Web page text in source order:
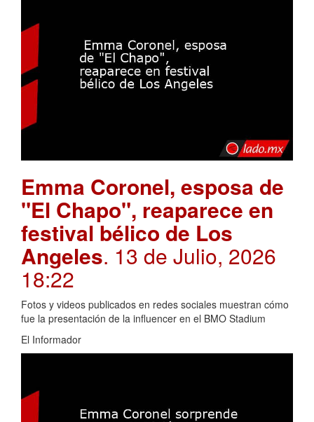
Emma Coronel, esposa de
"El Chapo", reaparece en
festival bélico de Los
Angeles. 13 de Julio, 2026
18:22
Fotos y videos publicados en redes sociales muestran cómo
fue la presentación de la influencer en el BMO Stadium
El Informador